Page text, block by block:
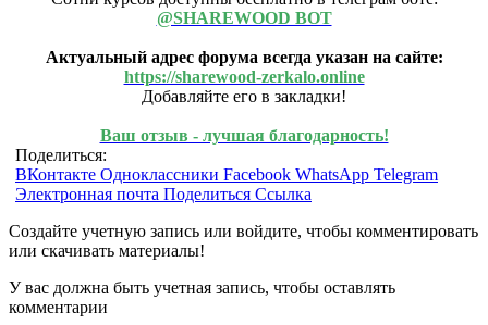
@SHAREWOOD BOT
Актуальный адрес форума всегда указан на сайте:
https://sharewood-zerkalo.online
Добавляйте его в закладки!
Ваш отзыв - лучшая благодарность!
Поделиться:
ВКонтакте Одноклассники Facebook WhatsApp Telegram
Электронная почта Поделиться Ссылка
Создайте учетную запись или войдите, чтобы комментировать
или скачивать материалы!
У вас должна быть учетная запись, чтобы оставлять
комментарии